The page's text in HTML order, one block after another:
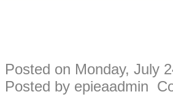
Posted on Monday, July
Posted by epieaadmin